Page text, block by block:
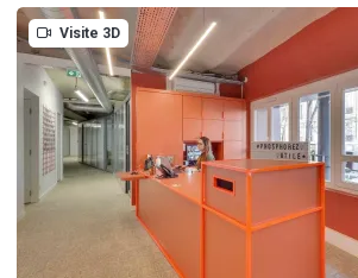
Visite 3D